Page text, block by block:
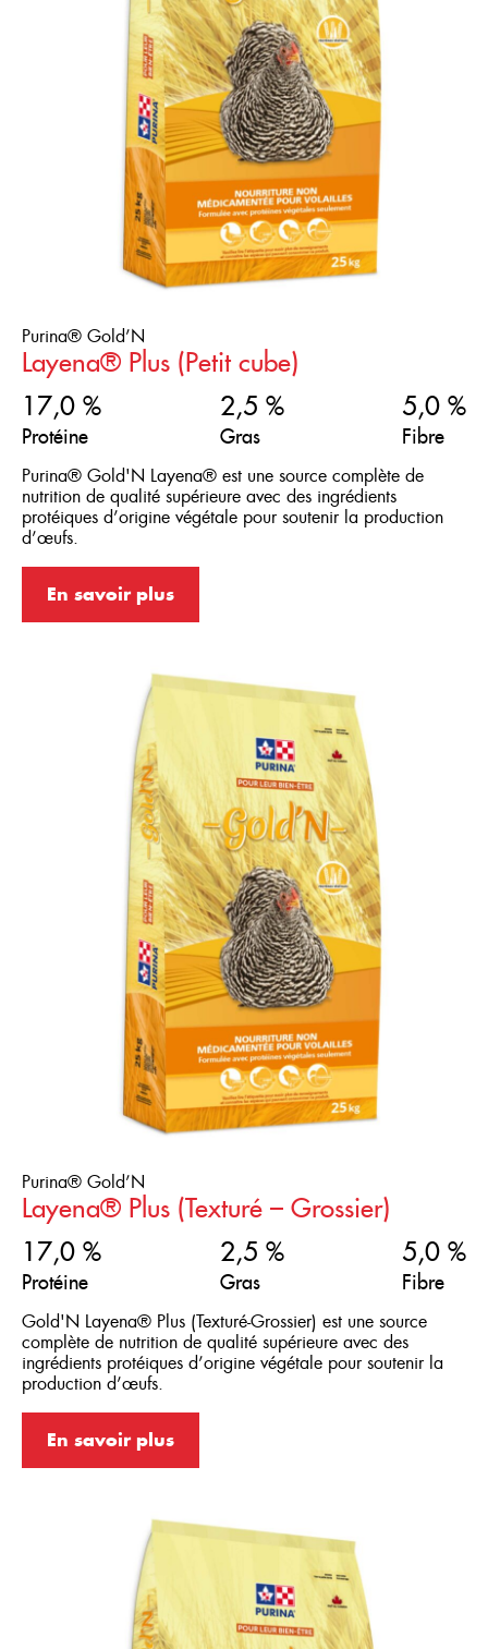
Où acheter
FRANÇAIS
ENGLISH
Types de texture
Concassé fin
Gros concassé
Petit cube
Texturé (grossier)
0+ Semaines
0-10 Semaines
0-16 Semaines
16+ Semaines
Gammes de produits
Purinature
Type de volaille
Canetons
Coqs à chair
Dindonneaux
Faisans
Poules de fantaisie
Réinitialiser
Purina® Gold’N
Layena® Plus (Petit cube)
17,0 %
Protéine
2,5 %
Gras
5,0 %
Fibre
Purina® Gold'N Layena® est une source complète de
nutrition de qualité supérieure avec des ingrédients
protéiques d’origine végétale pour soutenir la production
d’œufs.
En savoir plus
Purina® Gold’N
Layena® Plus (Texturé – Grossier)
17,0 %
Protéine
2,5 %
Gras
5,0 %
Fibre
Gold'N Layena® Plus (Texturé-Grossier) est une source
complète de nutrition de qualité supérieure avec des
ingrédients protéiques d’origine végétale pour soutenir la
production d’œufs.
En savoir plus